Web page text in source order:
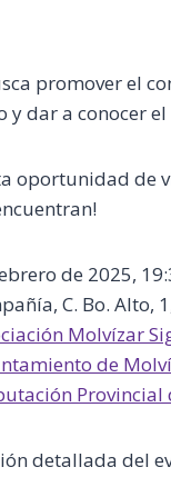
promover el
y dar a conocer
oportunidad
de 2025,
C. Bo. Alto,
Molvízar
de
Provincial
detallada del